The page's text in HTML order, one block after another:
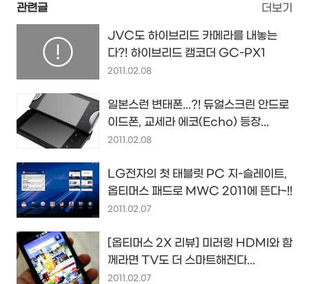
관련글 더보기
JVC도 하이브리드 카메라를 내놓는
다?! 하이브리드 캠코더 GC-PX1
2011.02.08
일본스런 변태폰...?! 듀얼스크린 안드로
이드폰, 교세라 에코(Echo) 등장...
2011.02.08
LG전자의 첫 태블릿 PC 지-슬레이트,
옵티머스 패드로 MWC 2011에 뜬다~!!
2011.02.07
[옵티머스 2X 리뷰] 미러링 HDMI와 함
께라면 TV도 더 스마트해진다...
2011.02.07